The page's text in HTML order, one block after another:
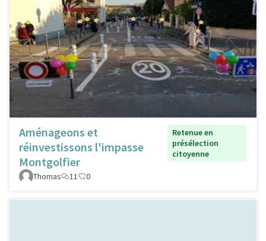
Aménageons et
réinvestissons l'impasse
Montgolfier
Retenue en
présélection
citoyenne
Thomas 11 0